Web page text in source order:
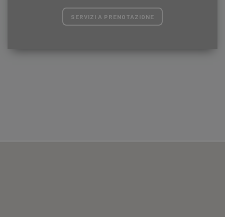
SERVIZI A PRENOTAZIONE